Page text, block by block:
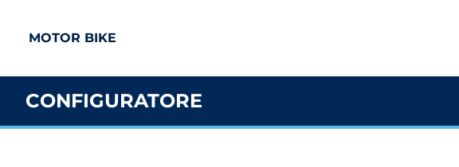
MOTOR BIKE
CONFIGURATORE